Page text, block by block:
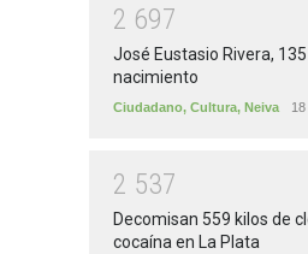
2 697
José Eustasio Rivera,
nacimiento
Ciudadano, Cultura, Neiva
2 537
Decomisan 559 kilos de
cocaína en La Plata